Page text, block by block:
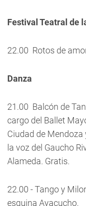
Festival Teatral de
22.00  Rotos de
Danza
21.00  Balcón de
cargo del Ballet
Ciudad de
la voz del Gaucho
Alameda. Gratis.
22.00 - Tango y
esquina Ayacucho.